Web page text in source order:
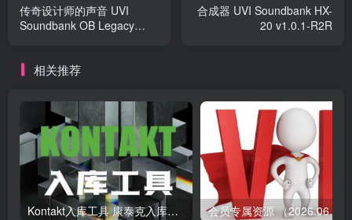
传奇设计师的声音 UVI
Soundbank OB Legacy
合成器 UVI Soundbank HX-
20 v1.0.1-R2R
相关推荐
Kontakt入库工具 康泰克入库教程